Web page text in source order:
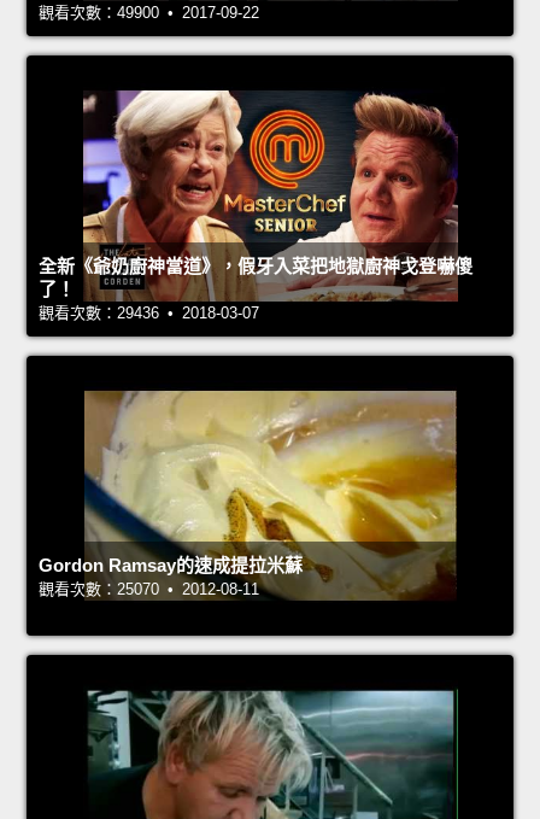
觀看次數：49900 • 2017-09-22
全新《爺奶廚神當道》，假牙入菜把地獄廚神戈登嚇傻
了！
觀看次數：29436 • 2018-03-07
Gordon Ramsay的速成提拉米蘇
觀看次數：25070 • 2012-08-11